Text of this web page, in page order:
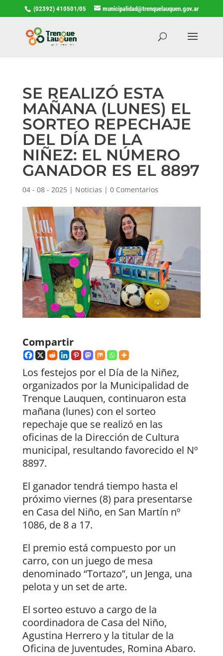
(02392) 410501/05 municipalidad@trenquelauquen.gov.ar
SE REALIZÓ ESTA
MAÑANA (LUNES) EL
SORTEO REPECHAJE
DEL DÍA DE LA
NIÑEZ: EL NÚMERO
GANADOR ES EL 8897
04 - 08 - 2025| Noticias | 0 Comentarios
Compartir
Los festejos por el Día de la Niñez,
organizados por la Municipalidad de
Trenque Lauquen, continuaron esta
mañana (lunes) con el sorteo
repechaje que se realizó en las
oficinas de la Dirección de Cultura
municipal, resultando favorecido el Nº
8897.
El ganador tendrá tiempo hasta el
próximo viernes (8) para presentarse
en Casa del Niño, en San Martín nº
1086, de 8 a 17.
El premio está compuesto por un
carro, con un juego de mesa
denominado “Tortazo”, un Jenga, una
pelota y un set de arte.
El sorteo estuvo a cargo de la
coordinadora de Casa del Niño,
Agustina Herrero y la titular de la
Oficina de Juventudes, Romina Abaro.